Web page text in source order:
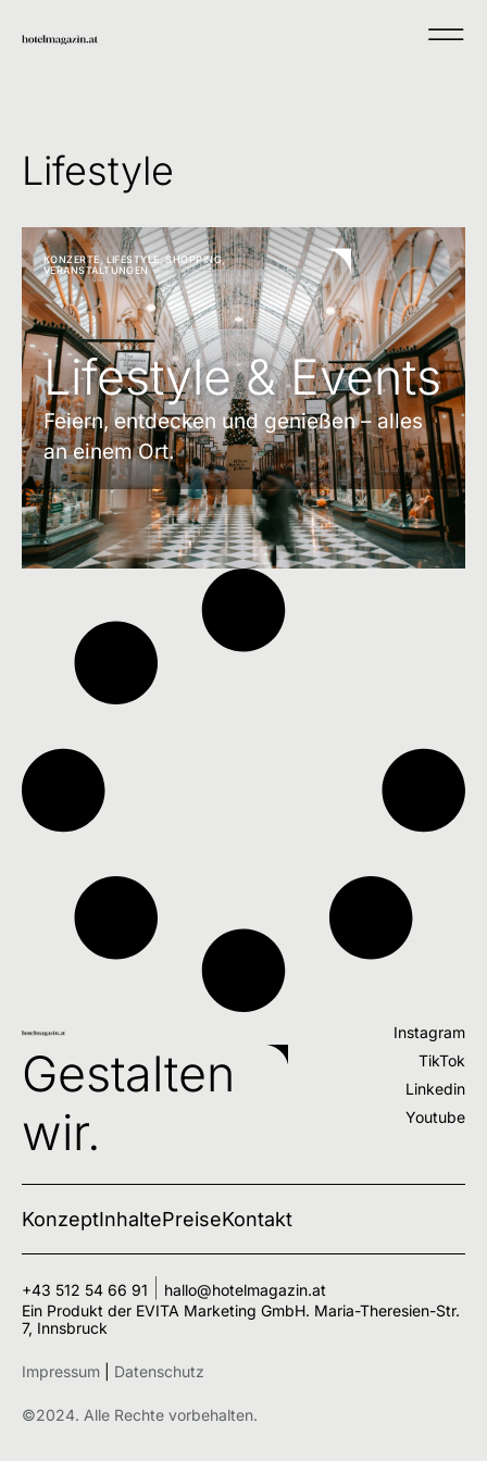
Lifestyle
KONZERTE,LIFESTYLE,SHOPPING,
VERANSTALTUNGEN
Lifestyle & Events
Feiern, entdecken und genießen – alles
an einem Ort.
Gestalten
wir.
Instagram
TikTok
Linkedin
Youtube
KonzeptInhaltePreiseKontakt
©2024. Alle Rechte vorbehalten.
+43 512 54 66 91
hallo@hotelmagazin.at
Ein Produkt der EVITA Marketing GmbH. Maria-Theresien-Str.
7, Innsbruck
Impressum Datenschutz